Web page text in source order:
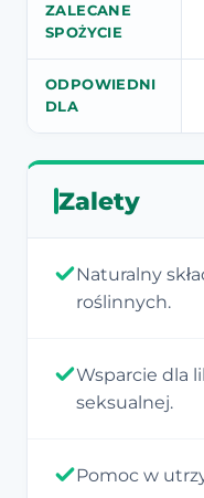
ZALECANE
SPOŻYCIE
ODPOWIEDNI
DLA
Zalety
Naturalny
roślinnych.
Wsparcie dla
seksualnej.
Pomoc w